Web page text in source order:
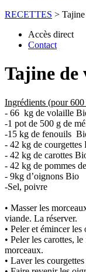
RECETTES >
Accès direct
Contact
Tajine de
Ingrédients (pour
- 66 kg de volaille
-1 pot de 500 g de
-15 kg de fenouils
- 42 kg de courgettes
- 42 kg de carottes
- 42 kg de pommes
- 9kg d’oignons Bio
-Sel, poivre
• Masser les
viande. La réserver.
• Peler et émincer les
• Peler les carottes,
morceaux.
• Laver les